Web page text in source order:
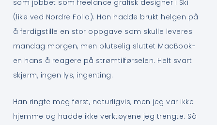
som jobbet som freelance grafisk designer i Ski
(like ved Nordre Follo). Han hadde brukt helgen på
å ferdigstille en stor oppgave som skulle leveres
mandag morgen, men plutselig sluttet MacBook-
en hans å reagere på strømtilførselen. Helt svart
skjerm, ingen lys, ingenting.
Han ringte meg først, naturligvis, men jeg var ikke
hjemme og hadde ikke verktøyene jeg trengte. Så